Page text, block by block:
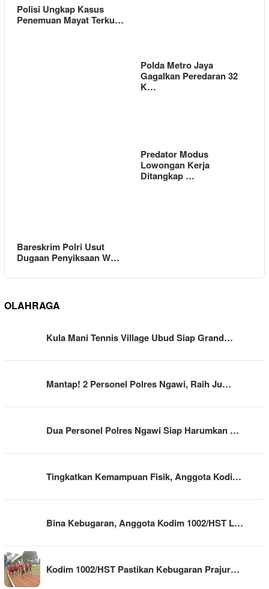
Polisi Ungkap Kasus
Penemuan Mayat Terku…
Polda Metro Jaya
Gagalkan Peredaran 32
K…
Bareskrim Polri Usut
Dugaan Penyiksaan W…
Predator Modus
Lowongan Kerja
Ditangkap …
OLAHRAGA
Kula Mani Tennis Village Ubud Siap Grand…
Mantap! 2 Personel Polres Ngawi, Raih Ju…
Dua Personel Polres Ngawi Siap Harumkan …
Tingkatkan Kemampuan Fisik, Anggota Kodi…
Bina Kebugaran, Anggota Kodim 1002/HST L…
Kodim 1002/HST Pastikan Kebugaran Prajur…